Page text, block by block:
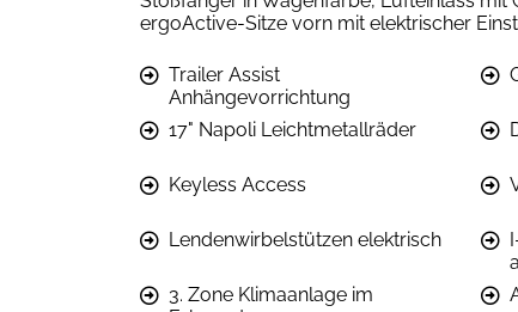
ergoActive-Sitze vorn mit elektrischer
Trailer Assist
Anhängevorrichtung
17" Napoli Leichtmetallräder
Keyless Access
Lendenwirbelstützen elektrisch
3. Zone Klimaanlage im